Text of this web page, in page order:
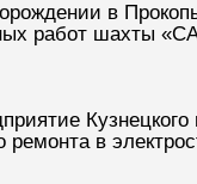
в
работ шахты
Кузнецкого
ремонта в